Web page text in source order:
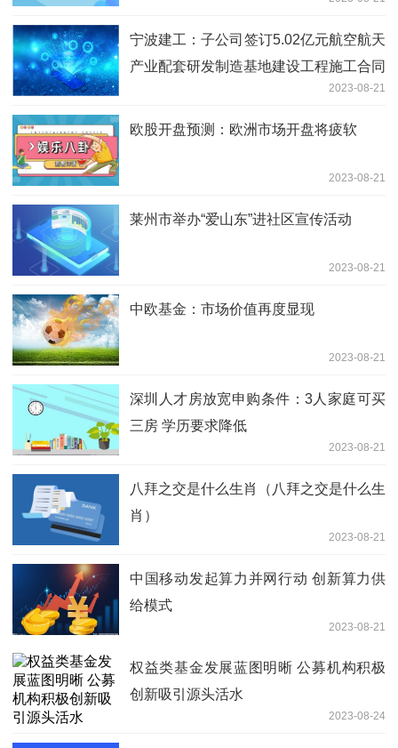
宁波建工：子公司签订5.02亿元航空航天
产业配套研发制造基地建设工程施工合同
2023-08-21
欧股开盘预测：欧洲市场开盘将疲软
2023-08-21
莱州市举办“爱山东”进社区宣传活动
2023-08-21
中欧基金：市场价值再度显现
2023-08-21
深圳人才房放宽申购条件：3人家庭可买
三房 学历要求降低
2023-08-21
八拜之交是什么生肖（八拜之交是什么生
肖）
2023-08-21
中国移动发起算力并网行动 创新算力供
给模式
2023-08-21
权益类基金发展蓝图明晰 公募机构积极
创新吸引源头活水
2023-08-24